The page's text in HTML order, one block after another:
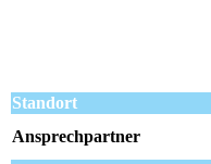
Standort
Ansprechpartner